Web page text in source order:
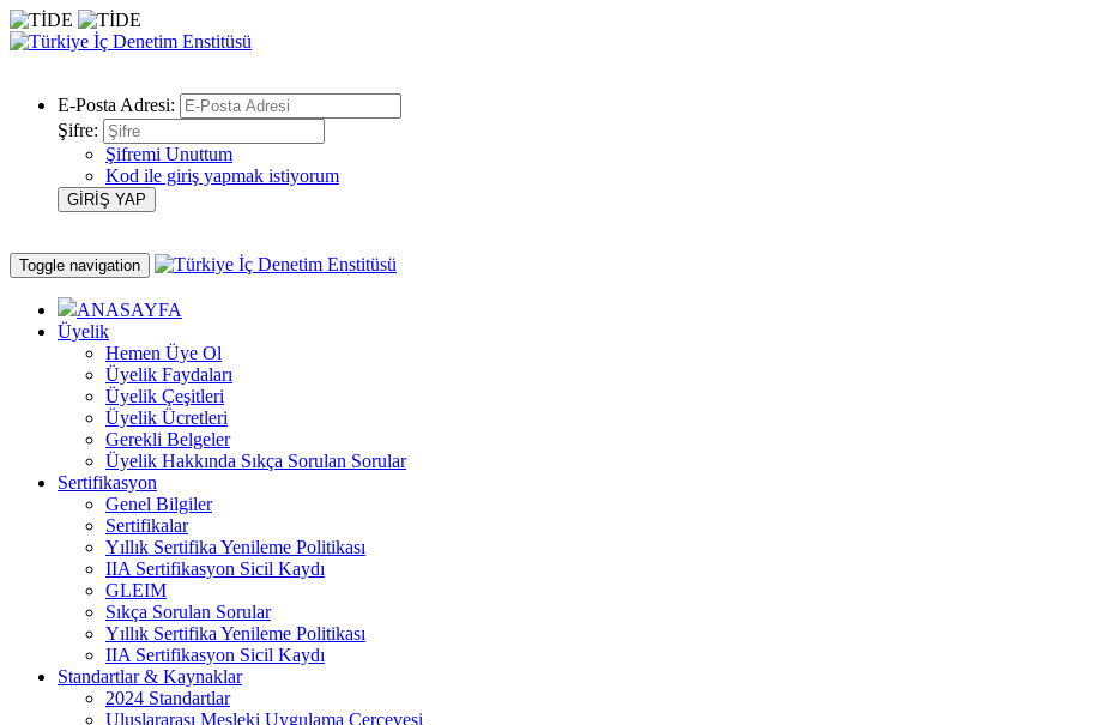
E-Posta Adresi:
Şifre:
Şifremi Unuttum
Kod ile giriş yapmak istiyorum
Toggle navigation
ANASAYFA
Üyelik
Hemen Üye Ol
Üyelik Faydaları
Üyelik Çeşitleri
Üyelik Ücretleri
Gerekli Belgeler
Üyelik Hakkında Sıkça Sorulan Sorular
Sertifikasyon
Genel Bilgiler
Sertifikalar
Yıllık Sertifika Yenileme Politikası
IIA Sertifikasyon Sicil Kaydı
GLEIM
Sıkça Sorulan Sorular
Yıllık Sertifika Yenileme Politikası
IIA Sertifikasyon Sicil Kaydı
Standartlar & Kaynaklar
2024 Standartlar
Uluslararası Mesleki Uygulama Çerçevesi